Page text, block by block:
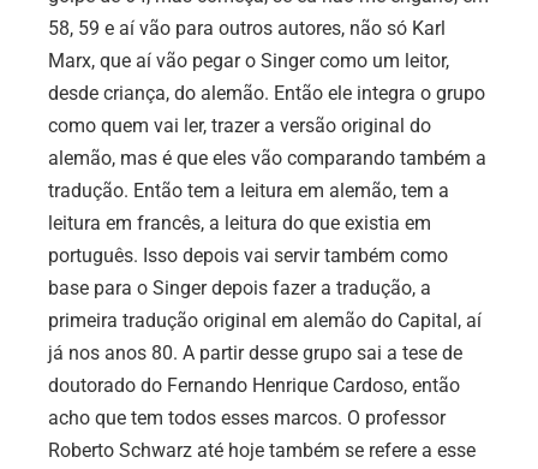
58, 59 e aí vão para outros autores, não só Karl
Marx, que aí vão pegar o Singer como um leitor,
desde criança, do alemão. Então ele integra o grupo
como quem vai ler, trazer a versão original do
alemão, mas é que eles vão comparando também a
tradução. Então tem a leitura em alemão, tem a
leitura em francês, a leitura do que existia em
português. Isso depois vai servir também como
base para o Singer depois fazer a tradução, a
primeira tradução original em alemão do Capital, aí
já nos anos 80. A partir desse grupo sai a tese de
doutorado do Fernando Henrique Cardoso, então
acho que tem todos esses marcos. O professor
Roberto Schwarz até hoje também se refere a esse